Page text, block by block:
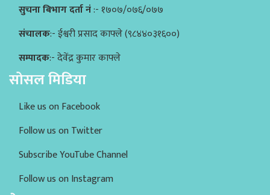
सुचना बिभाग दर्ता नं:- १७०७/०७६/०७७
संचालक:- ईश्वरी प्रसाद काफ्ले (९८४४०३१६००)
सम्पादक:- देवेंद्र कुमार काफ्ले
सोसल मिडिया
Like us on Facebook
Follow us on Twitter
Subscribe YouTube Channel
Follow us on Instagram